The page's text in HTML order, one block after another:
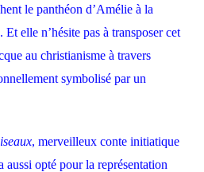
le panthéon d’Amélie à la
elle n’hésite pas à transposer cet
au christianisme à travers
symbolisé par un
, merveilleux conte initiatique
opté pour la représentation